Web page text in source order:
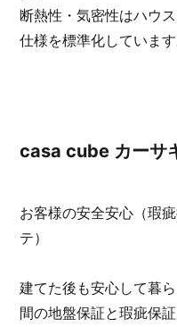
断熱性・気密性はハウ
仕様を標準化しています
casa cube カーサ
お客様の安全安心（瑕
テ）
建てた後も安心して暮
間の地盤保証と瑕疵保